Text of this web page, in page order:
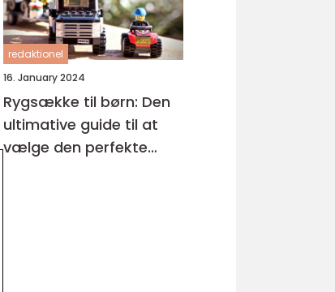
redaktionel
16. January 2024
Rygsække til børn: Den
ultimative guide til at
vælge den perfekte